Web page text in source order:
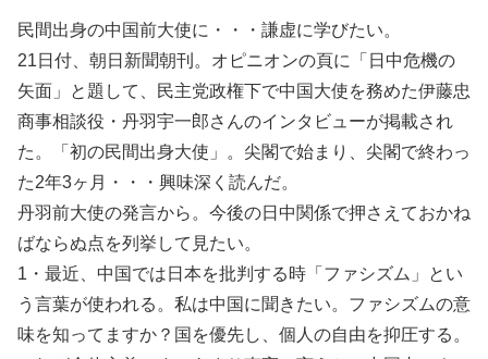
民間出身の中国前大使に・・・謙虚に学びたい。
21日付、朝日新聞朝刊。オピニオンの頁に「日中危機の
矢面」と題して、民主党政権下で中国大使を務めた伊藤忠
商事相談役・丹羽宇一郎さんのインタビューが掲載され
た。「初の民間出身大使」。尖閣で始まり、尖閣で終わっ
た2年3ヶ月・・・興味深く読んだ。
丹羽前大使の発言から。今後の日中関係で押さえておかね
ばならぬ点を列挙して見たい。
1・最近、中国では日本を批判する時「ファシズム」とい
う言葉が使われる。私は中国に聞きたい。ファシズムの意
味を知ってますか？国を優先し、個人の自由を抑圧する。